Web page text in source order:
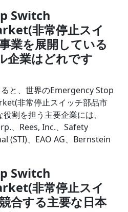
Switch
非常停止スイ
業を展開している
企業はどれです
と、世界のEmergency Stop
非常停止スイッチ部品市
割を担う主要企業には、
、Rees, Inc.、Safety
(STI)、EAO AG、Bernstein
Switch
非常停止スイ
合する主要な日本